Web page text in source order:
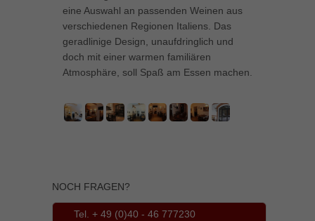
eine Auswahl an passenden Weinen aus
verschiedenen Regionen Italiens. Das
geradlinige Design, unaufdringlich und
doch mit einer warmen familiären
Atmosphäre, soll Spaß am Essen machen.
NOCH FRAGEN?
Tel. + 49 (0)40 - 46 777230
können Ihre Einwilligung zu ganzen Kategorien geben oder sich
weitere Informationen anzeigen lassen und so nur bestimmte
Cookies auswählen.
Alle akzeptieren Speichern
Datenschutzeinstellungen
Marketing (1)